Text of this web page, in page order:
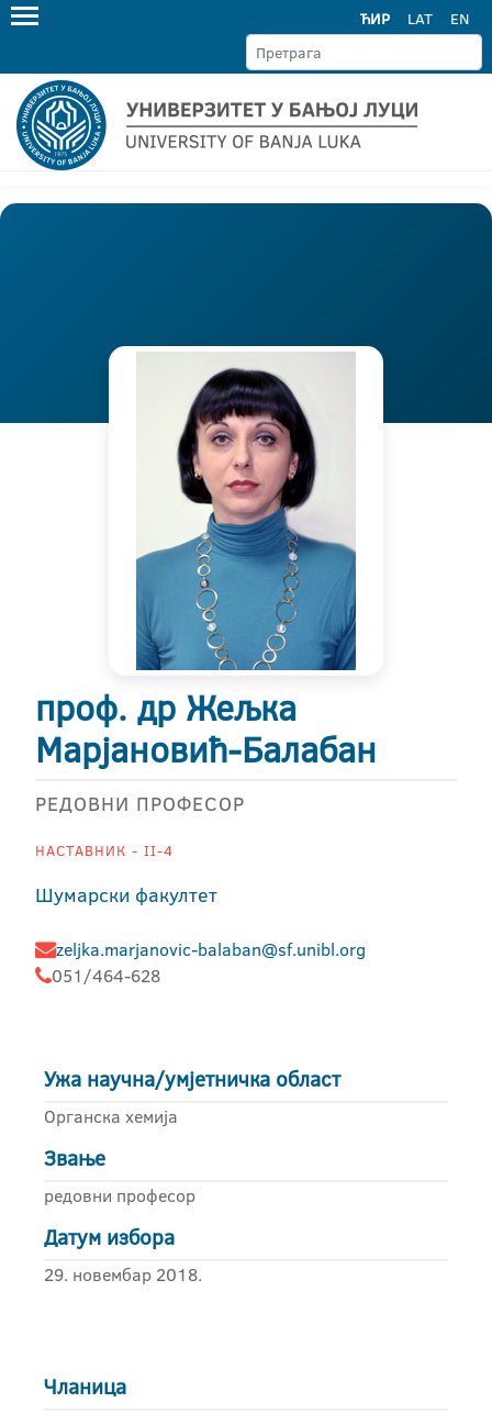
ЋИР LAT EN
проф. др Жељка
Марјановић-Балабан
РЕДОВНИ ПРОФЕСОР
НАСТАВНИК - II-4
Шумарски факултет
zeljka.marjanovic-balaban@sf.unibl.org
051/464-628
Ужа научна/умјетничка област
Органска хемија
Звање
редовни професор
Датум избора
29. новембар 2018.
Чланица